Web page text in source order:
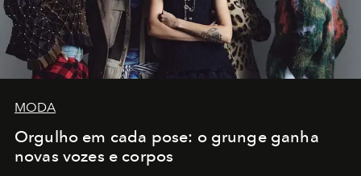
MODA
Orgulho em cada pose: o grunge ganha
novas vozes e corpos